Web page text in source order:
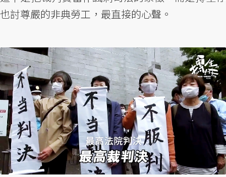
也討尊嚴的非典勞工，最直接的心聲。